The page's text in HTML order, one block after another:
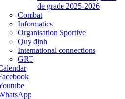
de grade 2025-2026
Combat
Informatics
Organisation Sportive
Quy định
International connections
GRT